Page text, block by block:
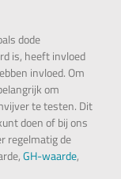
dode
is, heeft invloed
invloed. Om
om
te testen. Dit
doen of bij ons
regelmatig de
GH-waarde,